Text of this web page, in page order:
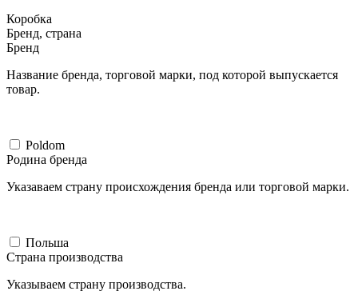
Коробка
Бренд, страна
Бренд
Название бренда, торговой марки, под которой выпускается
товар.
Poldom
Родина бренда
Указаваем страну происхождения бренда или торговой марки.
Польша
Страна производства
Указываем страну производства.